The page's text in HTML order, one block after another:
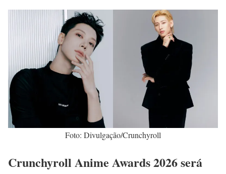
Foto: Divulgação/Crunchyroll
Crunchyroll Anime Awards 2026 será